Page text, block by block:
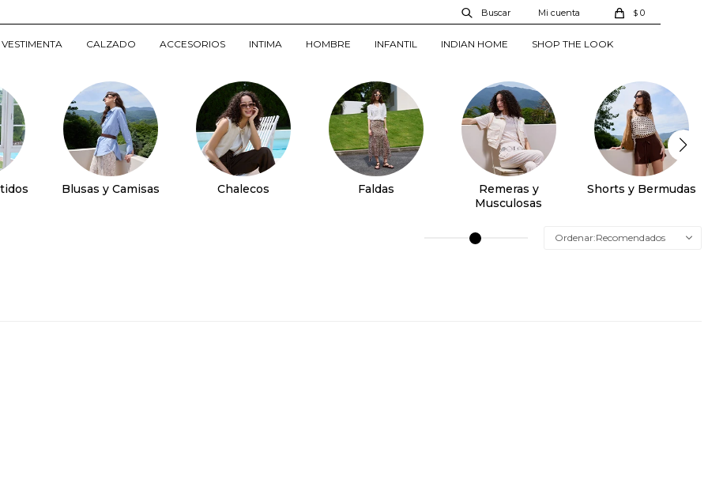
VESTIMENTA CALZADO ACCESORIOS INTIMA HOMBRE INFANTIL INDIAN HOME SHOP THE LOOK
$ 0
Blusas y Camisas Chalecos Faldas
Remeras y
Musculosas
Shorts y Bermudas
Recomendados